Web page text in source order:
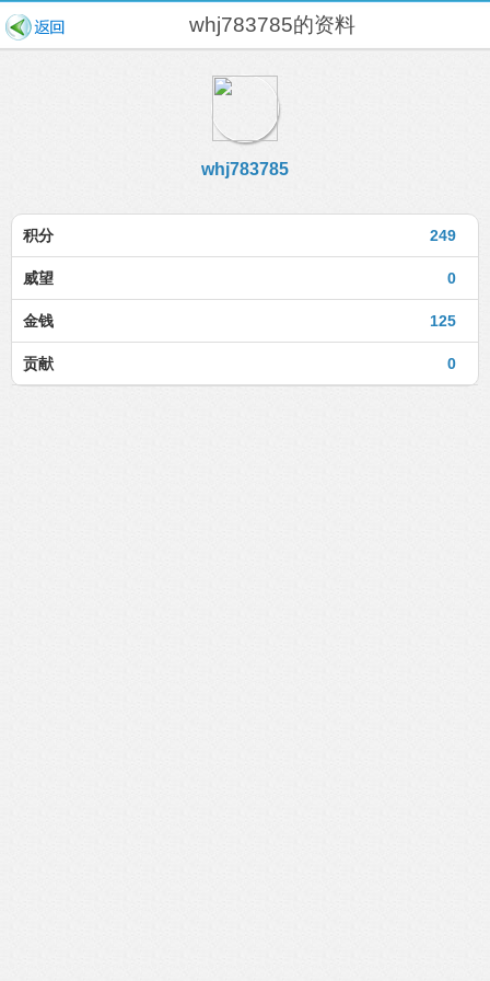
whj783785的资料
whj783785
249
积分
0
威望
125
金钱
0
贡献